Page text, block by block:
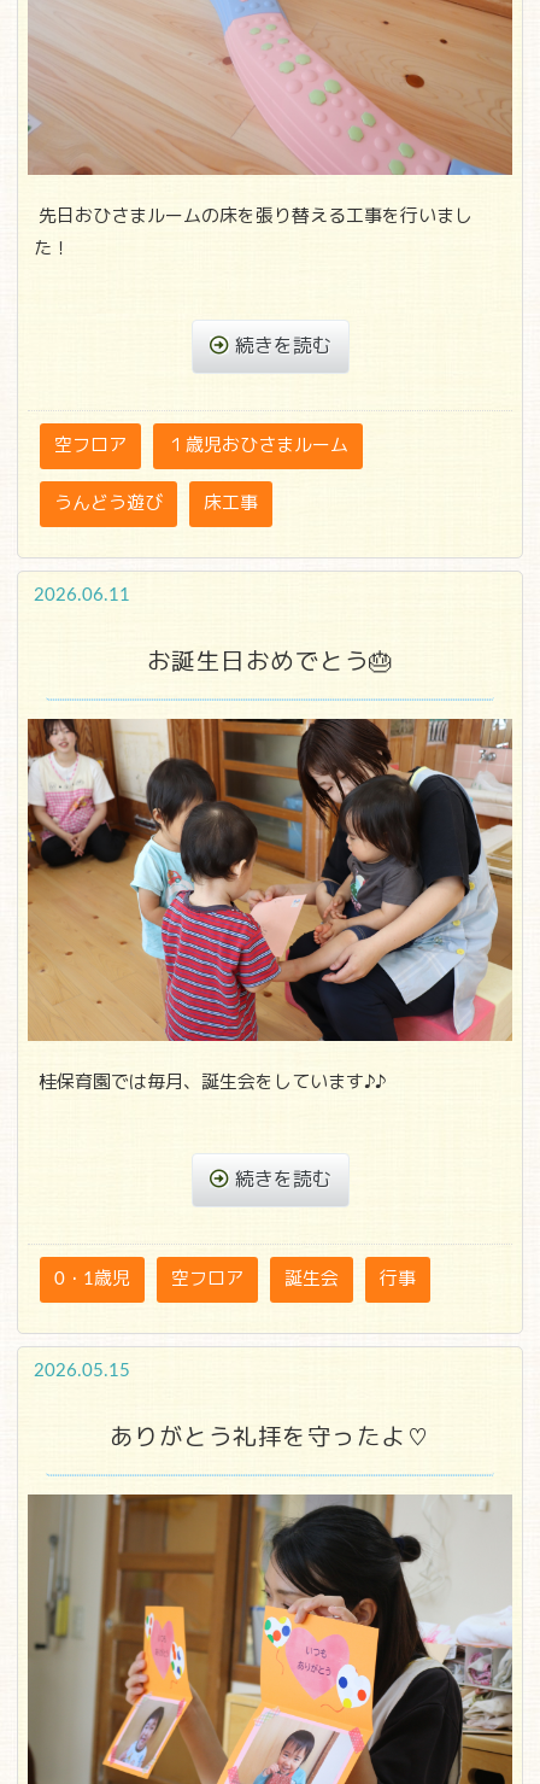
先日おひさまルームの床を張り替える工事を行いまし
た！
続きを読む
空フロア １歳児おひさまルーム
うんどう遊び 床工事
2026.06.11
お誕生日おめでとう🎂
桂保育園では毎月、誕生会をしています♪♪
続きを読む
0・1歳児 空フロア 誕生会 行事
2026.05.15
ありがとう礼拝を守ったよ♡